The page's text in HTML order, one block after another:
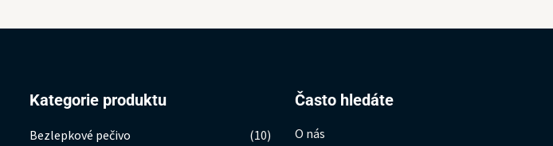
Kategorie produktu
Bezlepkové pečivo
(10)
Často hledáte
O nás
Hledat: